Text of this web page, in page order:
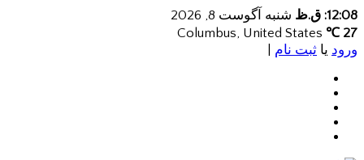
12:08: ق.ظ
شنبه آگوست 8, 2026
27 ℃
ورود یا ثبت نام